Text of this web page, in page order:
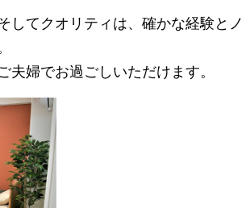
してクオリティは、確かな経験とノ
婦でお過ごしいただけます。